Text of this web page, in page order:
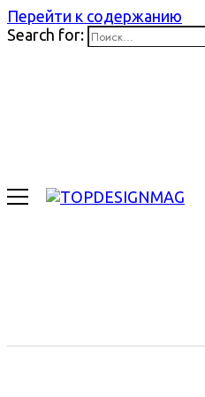
Перейти к содержанию
Search for: